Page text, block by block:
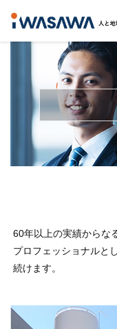
60年以上の実績からな
プロフェッショナルと
続けます。